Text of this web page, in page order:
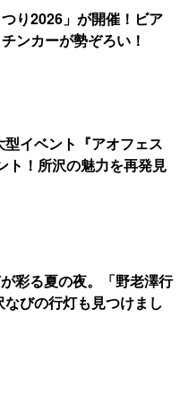
り2026」が開催！ビア
ンカーが勢ぞろい！
イベント『アオフェス
ト！所沢の魅力を再発見
彩る夏の夜。「野老澤行
びの行灯も見つけまし